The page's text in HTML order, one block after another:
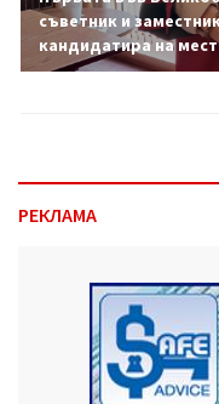
съветник и
кандидатира на
РЕКЛАМА